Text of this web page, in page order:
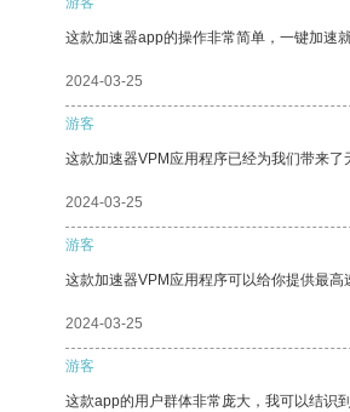
这款加速器app的操作非常简单，一键加速
2024-03-25
游客
这款加速器VPM应用程序已经为我们带来了
2024-03-25
游客
这款加速器VPM应用程序可以给你提供最高
2024-03-25
游客
这款app的用户群体非常庞大，我可以结识